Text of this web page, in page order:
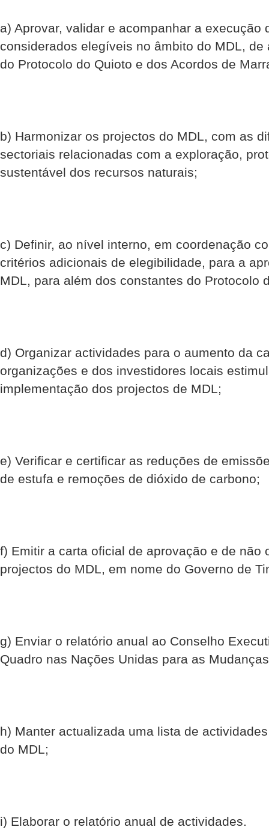
a) Aprovar, validar e acompanhar a execução
considerados elegíveis no âmbito do MDL,
do Protocolo do Quioto e dos Acordos de
b) Harmonizar os projectos do MDL, com as
sectoriais relacionadas com a exploração,
sustentável dos recursos naturais;
c) Definir, ao nível interno, em coordenação
critérios adicionais de elegibilidade, para a
MDL, para além dos constantes do Protocolo
d) Organizar actividades para o aumento da
organizações e dos investidores locais
implementação dos projectos de MDL;
e) Verificar e certificar as reduções de
de estufa e remoções de dióxido de carbono;
f) Emitir a carta oficial de aprovação e de não
projectos do MDL, em nome do Governo de
g) Enviar o relatório anual ao Conselho
Quadro nas Nações Unidas para as
h) Manter actualizada uma lista de
do MDL;
i) Elaborar o relatório anual de actividades.